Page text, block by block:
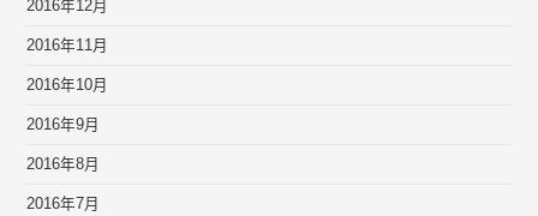
2016年12月
2016年11月
2016年10月
2016年9月
2016年8月
2016年7月